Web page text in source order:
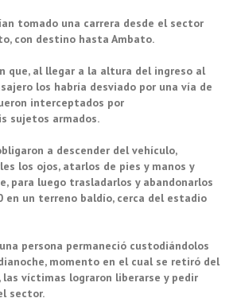
tomado una carrera desde el sector
con destino hasta Ambato.
que, al llegar a la altura del ingreso al
los habría desviado por una vía de
interceptados por
sujetos armados.
a descender del vehículo,
los ojos, atarlos de pies y manos y
para luego trasladarlos y abandonarlos
en un terreno baldío, cerca del estadio
persona permaneció custodiándolos
momento en el cual se retiró del
víctimas lograron liberarse y pedir
sector.